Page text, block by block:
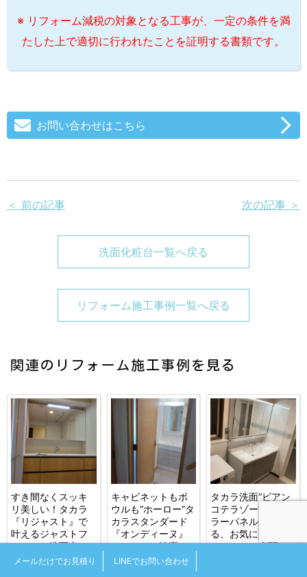
※ リフォーム減税の対象となる工事が、一定の条件を満
たした上で適切に行われたことを証明する書類です。
お問い合わせはこちら
＜ 前の記事 次の記事 ＞
洗面化粧台一覧へ戻る
リフォーム施工事例一覧へ戻る
関連のリフォーム施工事例を見る
すき間なくスッキ
リ美しい！タカラ
『リジャスト』で
叶えるジャストフ
ィットな洗面空
間！札幌市マンシ
キャビネットもボ
ウルも“ホーロー”タ
カラスタンダード
『オンディーヌ』
でいつでも清潔！
札幌市戸建
タカラ洗面“ビアン
コテラゾー”柄のミ
ラーパネルが映え
る、お気に入りの
サニタリー空間
メールだけでお見積り LINEでお問い合わせ